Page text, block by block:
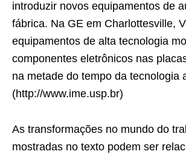
introduzir novos equipamentos de
fábrica. Na GE em Charlottesville,
equipamentos de alta tecnologia
componentes eletrônicos nas
na metade do tempo da tecnologia
(http://www.ime.usp.br)
As transformações no mundo do
mostradas no texto podem ser